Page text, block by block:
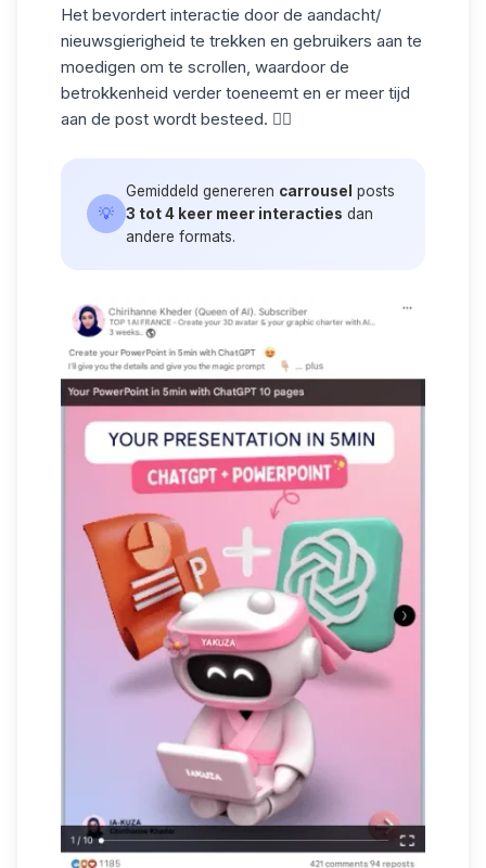
Het bevordert interactie door de aandacht/
nieuwsgierigheid te trekken en gebruikers aan te
moedigen om te scrollen, waardoor de
betrokkenheid verder toeneemt en er meer tijd
aan de post wordt besteed. ☝🏼
💡
Gemiddeld genereren carrousel posts
3 tot 4 keer meer interacties dan
andere formats.